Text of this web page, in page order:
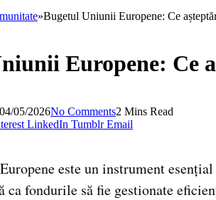
»Bugetul Uniunii Europene: Ce
Europene: Ce
04/05/2026No Comments2 Mins Read
LinkedIn Tumblr Email
este un instrument
ca fondurile să fie gestionate